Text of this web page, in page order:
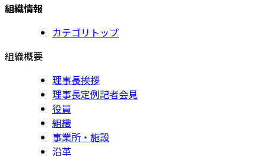
組織情報
カテゴリトップ
組織概要
理事長挨拶
理事長定例記者会見
役員
組織
事業所・施設
沿革